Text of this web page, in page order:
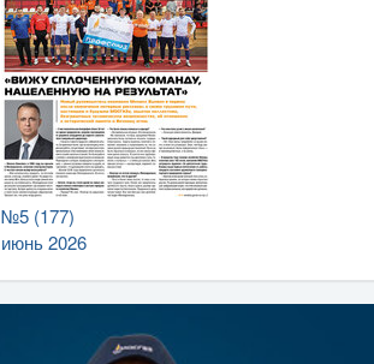
№5 (177)
июнь 2026